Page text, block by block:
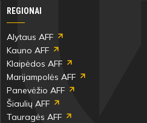
REGIONAI
Alytaus AFF
Kauno AFF
Klaipėdos AFF
Marijampolės AFF
Panevėžio AFF
Šiaulių AFF
Tauragės AFF